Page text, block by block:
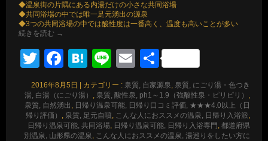
◆温泉街の片隅にある内湯だけの小さな共同浴場
◆共同浴場の中では唯一足元湧出の源泉
◆3つの共同浴場の中では酸性度は一番高く、温度も高いことが多い
続きを読む →
TwitterFacebook
Hatena
LineEmail
共
有
2016年8月5日 カテゴリー : 泉質, 自家源泉, 泉質, にごり湯・色つき
湯, 白湯（にごり湯） , 泉質, 酸性泉, ph1～1.9（強酸性泉・ピリピリ） ,
泉質, 自然湧出 , 日帰り温泉可能, 日帰り口コミ評価, ★★★4.0以上（日
帰り評価） , 泉質, 足元自噴, こんな人におススメの温泉, 日帰り入浴派,
日帰り温泉可能, 共同浴場, 日帰り温泉可能, 日帰り入浴専門 , 都道府県
別温泉, 山形県の温泉, こんな人におススメの温泉, 湯巡りをしたい方に